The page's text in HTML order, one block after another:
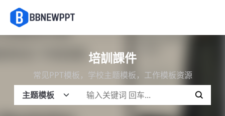
培訓課件
常见PPT模板，学校主题模板，工作模板资源